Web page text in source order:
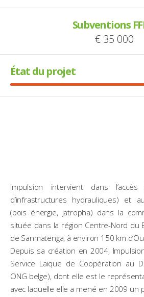
Subventions
€ 35 000
État du projet
Impulsion intervient dans l’accès
d’infrastructures hydrauliques) et
(bois énergie, jatropha) dans la
située dans la région Centre-Nord du
de Sanmatenga, à environ 150 km
Depuis sa création en 2004,
Service Laïque de Coopération au
ONG belge), dont elle est le
avec laquelle elle a mené en 2009 un